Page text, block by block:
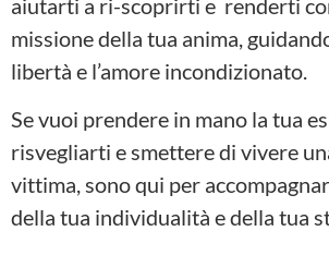
missione della tua anima,
libertà e l’amore incondizionato.
Se vuoi prendere in mano la tua
risvegliarti e smettere di vivere
vittima, sono qui per
della tua individualità e della tua